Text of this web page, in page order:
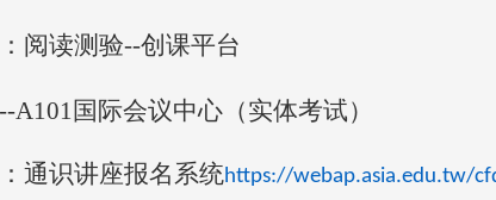
阅读测验--创课平台
A101国际会议中心（实体考试）
通识讲座报名系统https://webap.asia.edu.tw/